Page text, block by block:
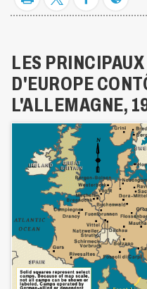
LES
D'EUROPE
L'ALLEMAGNE,